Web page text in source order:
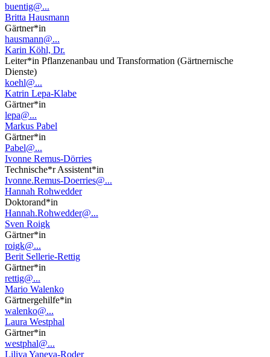
buentig@...
Britta Hausmann
Gärtner*in
hausmann@...
Karin Köhl, Dr.
Leiter*in Pflanzenanbau und Transformation (Gärtnernische
Dienste)
koehl@...
Katrin Lepa-Klabe
Gärtner*in
lepa@...
Markus Pabel
Gärtner*in
Pabel@...
Ivonne Remus-Dörries
Technische*r Assistent*in
Ivonne.Remus-Doerries@...
Hannah Rohwedder
Doktorand*in
Hannah.Rohwedder@...
Sven Roigk
Gärtner*in
roigk@...
Berit Sellerie-Rettig
Gärtner*in
rettig@...
Mario Walenko
Gärtnergehilfe*in
walenko@...
Laura Westphal
Gärtner*in
westphal@...
Liliya Yaneva-Roder